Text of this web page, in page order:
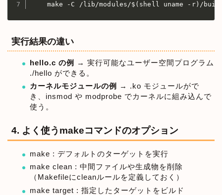
make -C /lib/modules/$(shell uname -r)/
実行結果の違い
hello.c の例
→ 実行可能なユーザー空間プログラム
./hello ができる。
カーネルモジュールの例
→ .ko モジュールがで
き、insmod や modprobe でカーネルに組み込んで
使う。
4. よく使うmakeコマンドのオプション
make : デフォルトのターゲットを実行
make clean : 中間ファイルや生成物を削除
（Makefileにcleanルールを定義しておく）
make target : 指定したターゲットをビルド